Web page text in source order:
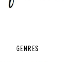
GENRES